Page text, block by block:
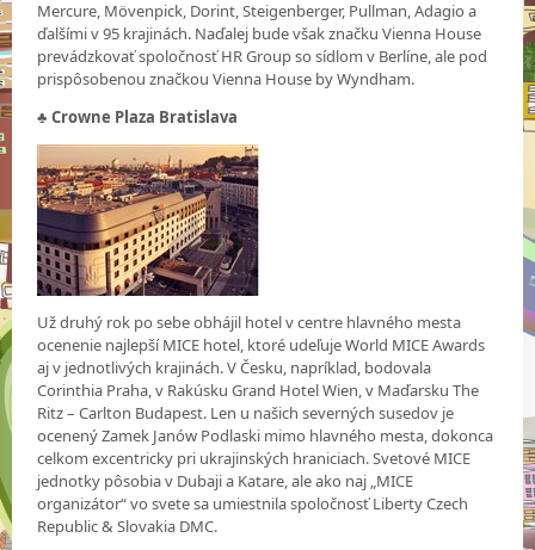
Mercure, Mövenpick, Dorint, Steigenberger, Pullman, Adagio a
ďalšími v 95 krajinách. Naďalej bude však značku Vienna House
prevádzkovať spoločnosť HR Group so sídlom v Berlíne, ale pod
prispôsobenou značkou Vienna House by Wyndham.
♣ Crowne Plaza Bratislava
Už druhý rok po sebe obhájil hotel v centre hlavného mesta
ocenenie najlepší MICE hotel, ktoré udeľuje World MICE Awards
aj v jednotlivých krajinách. V Česku, napríklad, bodovala
Corinthia Praha, v Rakúsku Grand Hotel Wien, v Maďarsku The
Ritz – Carlton Budapest. Len u našich severných susedov je
ocenený Zamek Janów Podlaski mimo hlavného mesta, dokonca
celkom excentricky pri ukrajinských hraniciach. Svetové MICE
jednotky pôsobia v Dubaji a Katare, ale ako naj „MICE
organizátor“ vo svete sa umiestnila spoločnosť Liberty Czech
Republic & Slovakia DMC.